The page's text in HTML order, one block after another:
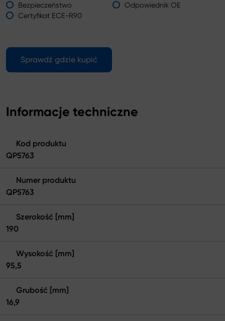
Bezpieczeństwo
Odpowiednik OE
Certyfikat ECE-R90
Sprawdź gdzie kupić
Informacje techniczne
Kod produktu
QP5763
Numer produktu
QP5763
Szerokość [mm]
190
Wysokość [mm]
95,5
Grubość [mm]
16,9